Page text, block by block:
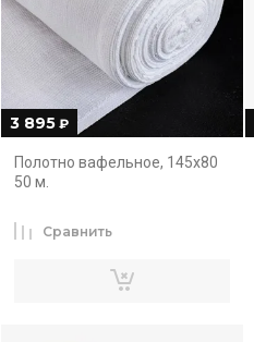
3 895 ₽
Полотно вафельное, 145x80
50 м.
Сравнить